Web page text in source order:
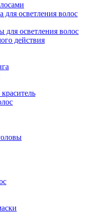
для осветления волос
для осветления волос
действия